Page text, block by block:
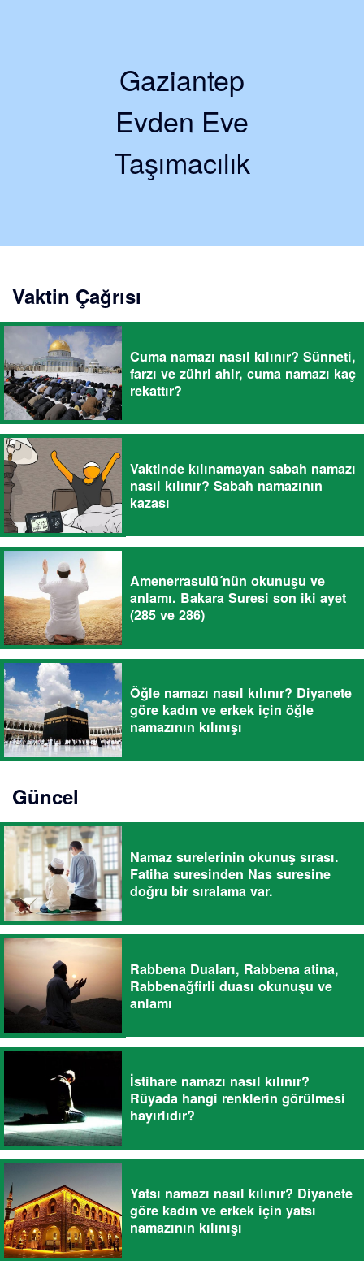
Gaziantep
Evden Eve
Taşımacılık
Vaktin Çağrısı
Cuma namazı nasıl kılınır? Sünneti,
farzı ve zühri ahir, cuma namazı kaç
rekattır?
Vaktinde kılınamayan sabah namazı
nasıl kılınır? Sabah namazının
kazası
Amenerrasulü´nün okunuşu ve
anlamı. Bakara Suresi son iki ayet
(285 ve 286)
Öğle namazı nasıl kılınır? Diyanete
göre kadın ve erkek için öğle
namazının kılınışı
Güncel
Namaz surelerinin okunuş sırası.
Fatiha suresinden Nas suresine
doğru bir sıralama var.
Rabbena Duaları, Rabbena atina,
Rabbenağfirli duası okunuşu ve
anlamı
İstihare namazı nasıl kılınır?
Rüyada hangi renklerin görülmesi
hayırlıdır?
Yatsı namazı nasıl kılınır? Diyanete
göre kadın ve erkek için yatsı
namazının kılınışı